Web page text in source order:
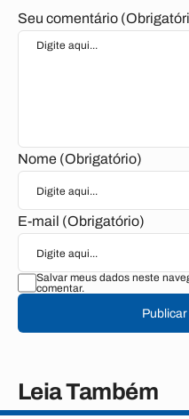
Seu comentário
Nome (Obrigatório)
E-mail (Obrigatório)
Salvar meus dados neste
comentar.
Leia Também